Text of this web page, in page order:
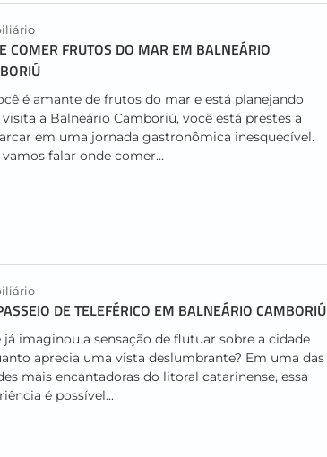
COMER FRUTOS DO MAR EM BALNEÁRIO
é amante de frutos do mar e está planejando
a Balneário Camboriú, você está prestes a
em uma jornada gastronômica inesquecível.
falar onde comer...
DE TELEFÉRICO EM BALNEÁRIO CAMBORIÚ
já imaginou a sensação de flutuar sobre a cidade
aprecia uma vista deslumbrante? Em uma das
mais encantadoras do litoral catarinense, essa
é possível...